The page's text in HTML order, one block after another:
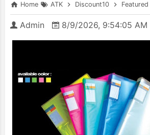
Home ATK Discount10 Featured
Admin 8/9/2026, 9:54:05 AM